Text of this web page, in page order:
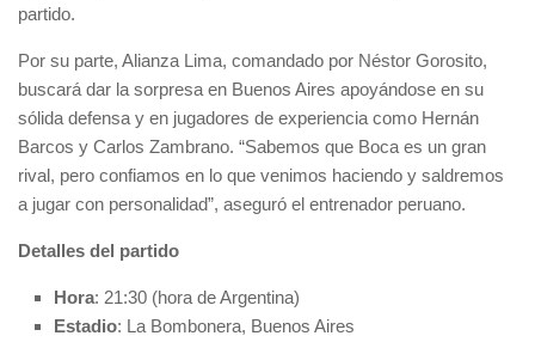
partido.
Por su parte, Alianza Lima, comandado por Néstor Gorosito,
buscará dar la sorpresa en Buenos Aires apoyándose en su
sólida defensa y en jugadores de experiencia como Hernán
Barcos y Carlos Zambrano. “Sabemos que Boca es un gran
rival, pero confiamos en lo que venimos haciendo y saldremos
a jugar con personalidad”, aseguró el entrenador peruano.
Detalles del partido
Hora: 21:30 (hora de Argentina)
Estadio: La Bombonera, Buenos Aires